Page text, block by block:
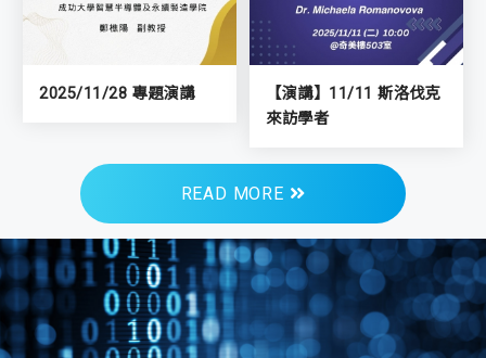
2025/11/28 專題演講
【演講】11/11 斯洛伐克
來訪學者
READ MORE